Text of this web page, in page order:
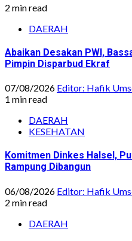
2 min read
DAERAH
Abaikan Desakan PWI,
Pimpin Disparbud Ekraf
07/08/2026 Editor: Hafik
1 min read
DAERAH
KESEHATAN
Komitmen Dinkes Halsel,
Rampung Dibangun
06/08/2026 Editor: Hafik
2 min read
DAERAH